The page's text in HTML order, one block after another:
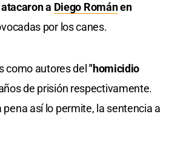
a Diego Románen
por los canes.
como autores del"homicidio
de prisión respectivamente.
así lo permite, la sentencia a